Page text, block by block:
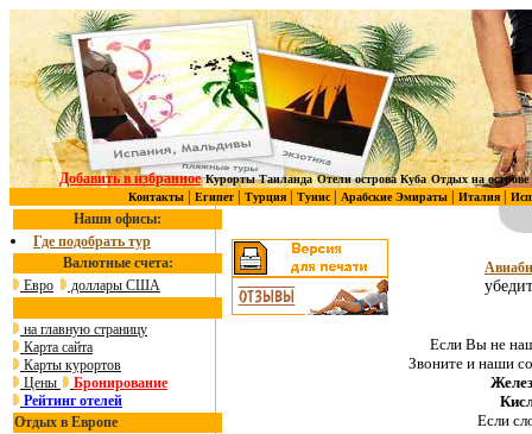
Добавить в избранное Курорты Таиланда Отели острова Куба Отдых на
Контакты
Египет| Турция| Тунис| Арабские Эмираты| Италия|
Наши офисы:
Где подобрать тур
Валютные счета:
Евро
доллары США
на главную страницу
Карта сайта
Карты курортов
Цены
Бронирование
Рейтинг отелей
Отдых в Европе
Если Вы не
Звоните и наши
Если